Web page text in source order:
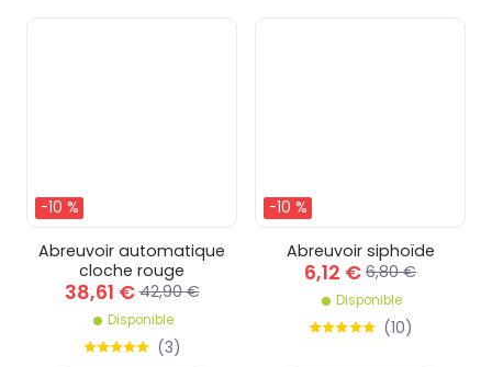
-10 %
Abreuvoir automatique
cloche rouge
38,61 € 42,90 €
Disponible
(3)
-10 %
Abreuvoir siphoïde
6,12 € 6,80 €
Disponible
(10)